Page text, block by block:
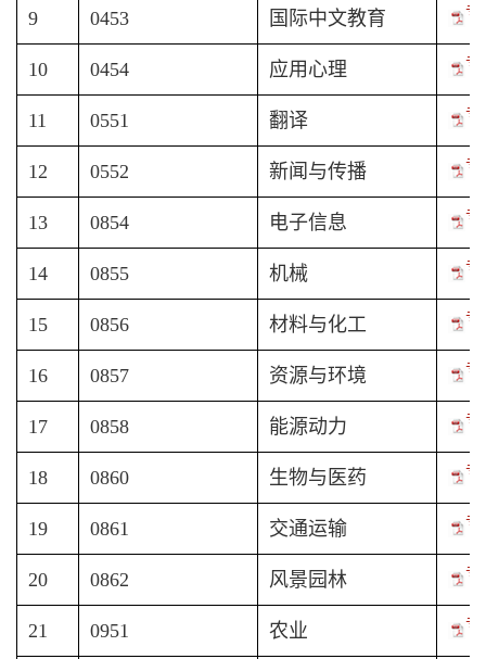
9 0453 国际中文教育 专
10 0454 应用心理 专
11 0551 翻译 专
12 0552 新闻与传播 专
13 0854 电子信息 专
14 0855 机械 专
15 0856 材料与化工 专
16 0857 资源与环境 专
17 0858 能源动力 专
18 0860 生物与医药 专
19 0861 交通运输 专
20 0862 风景园林 专
21 0951 农业 专